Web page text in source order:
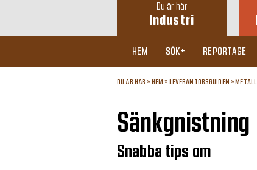
Du är här
Industri
HEM SÖK+ REPORTAGE
DU ÄR HÄR » HEM » LEVERANTÖRSGUIDEN » METALL
Sänkgnistning
Snabba tips om